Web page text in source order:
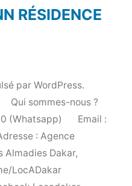
RÉSIDENCE
par WordPress.
Qui sommes-nous ?
(Whatsapp)
Email :
: Agence
Almadies Dakar,
LocADakar